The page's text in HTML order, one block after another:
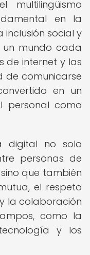
en la
inclusión social y
un mundo cada
de internet y las
de comunicarse
en un
personal como
digital no solo
personas de
que también
el respeto
la colaboración
como la
y los